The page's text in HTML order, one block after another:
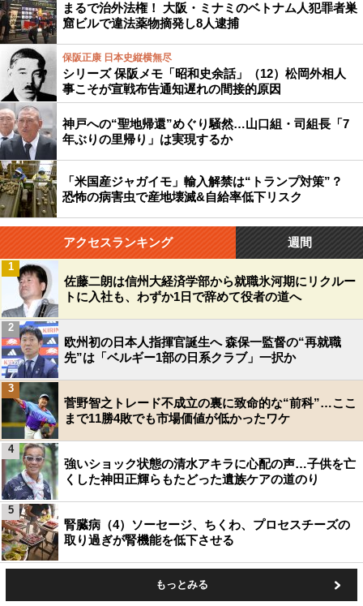
まるで治外法権！ 大阪・ミナミのベトナム人犯罪者巣
窟ビルで違法薬物摘発し8人逮捕
保阪正康 日本史縦横無尽
シリーズ 保阪メモ「昭和史余話」（12）松岡外相人
事こそが宣戦布告通知遅れの間接的原因
神戸への“聖地帰還”めぐり騒然…山口組・司組長「7
年ぶりの里帰り」は実現するか
「米国産ジャガイモ」輸入解禁は“トランプ対策”？
恐怖の病害虫で産地壊滅&自給率低下リスク
アクセスランキング 週間
佐藤二朗は信州大経済学部から就職氷河期にリクルー
トに入社も、わずか1日で辞めて役者の道へ
1
欧州初の日本人指揮官誕生へ 森保一監督の“再就職
先”は「ベルギー1部の日系クラブ」一択か
2
菅野智之トレード不成立の裏に致命的な“前科”…ここ
まで11勝4敗でも市場価値が低かったワケ
3
強いショック状態の清水アキラに心配の声…子供を亡
くした神田正輝らもたどった遺族ケアの道のり
4
腎臓病（4）ソーセージ、ちくわ、プロセスチーズの
取り過ぎが腎機能を低下させる
5
もっとみる